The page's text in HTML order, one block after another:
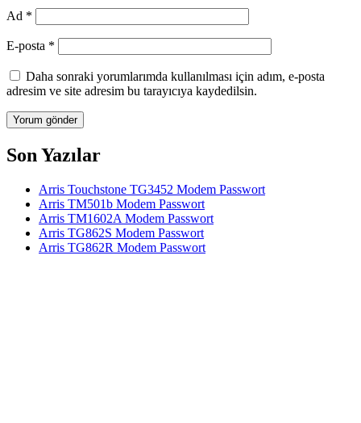
Ad *
E-posta *
Daha sonraki yorumlarımda kullanılması için adım, e-posta
adresim ve site adresim bu tarayıcıya kaydedilsin.
Son Yazılar
Arris Touchstone TG3452 Modem Passwort
Arris TM501b Modem Passwort
Arris TM1602A Modem Passwort
Arris TG862S Modem Passwort
Arris TG862R Modem Passwort